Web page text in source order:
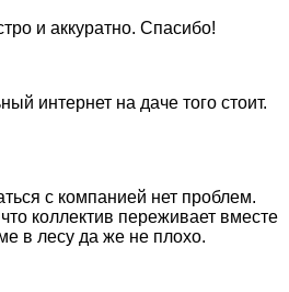
и аккуратно. Спасибо!
интернет на даче того стоит.
с компанией нет проблем.
коллектив переживает вместе
в лесу да же не плохо.